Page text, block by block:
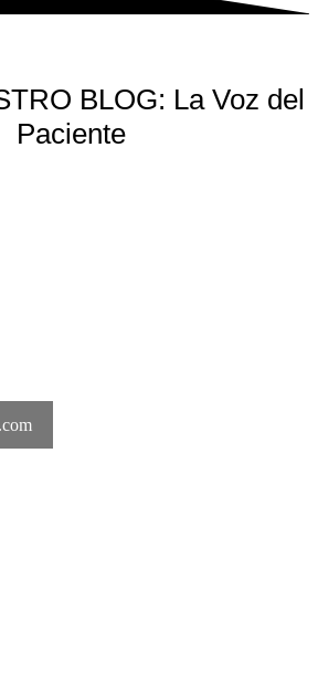
BLOG: La Voz del
Paciente